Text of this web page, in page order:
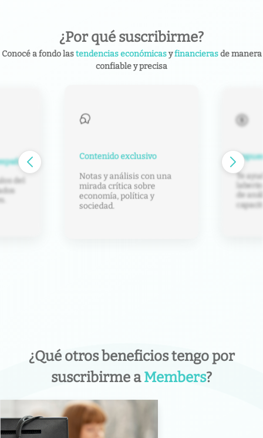
¿Por qué suscribirme?
Conocé a fondo lastendencias económicasyfinancierasde manera
confiable y precisa
del
Contenido exclusivo
Notas y análisis con una
mirada crítica sobre
economía, política y
sociedad.
Te
de
¿Qué otros beneficios tengo por
suscribirme aMembers?